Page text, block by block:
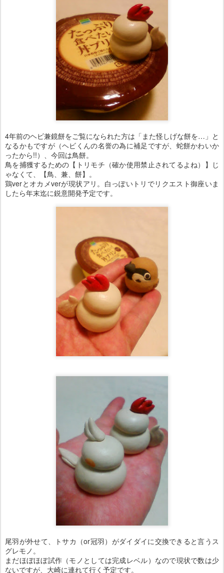
4年前のヘビ兼鏡餅をご覧になられた方は「また怪しげな餅を…」と
なるかもですが（ヘビくんの名誉の為に補足ですが、蛇餅かわいか
ったから!!）、今回は鳥餅。
鳥を捕獲するための【トリモチ（確か使用禁止されてるよね）】じ
ゃなくて、【鳥、兼、餅】。
鶏verとオカメverが現状アリ。白っぽいトリでリクエスト御座いま
したら年末迄に鋭意開発予定です。
尾羽が外せて、トサカ（or冠羽）がダイダイに交換できると言うス
グレモノ。
まだほぼほぼ試作（モノとしては完成レベル）なので現状で数は少
ないですが、大崎に連れて行く予定です。